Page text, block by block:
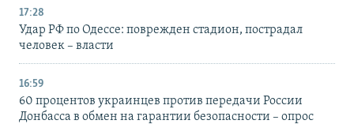
17:28
Удар РФ по Одессе: поврежден стадион, пострадал
человек – власти
16:59
60 процентов украинцев против передачи России
Донбасса в обмен на гарантии безопасности – опрос